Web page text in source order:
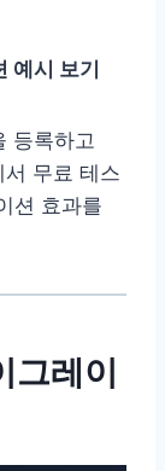
시 보기
등록하고
무료 테스
션 효과를
레이